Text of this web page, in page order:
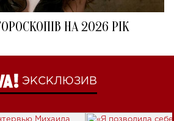
НА 2026 РІК
ЭКСКЛЮЗИВ